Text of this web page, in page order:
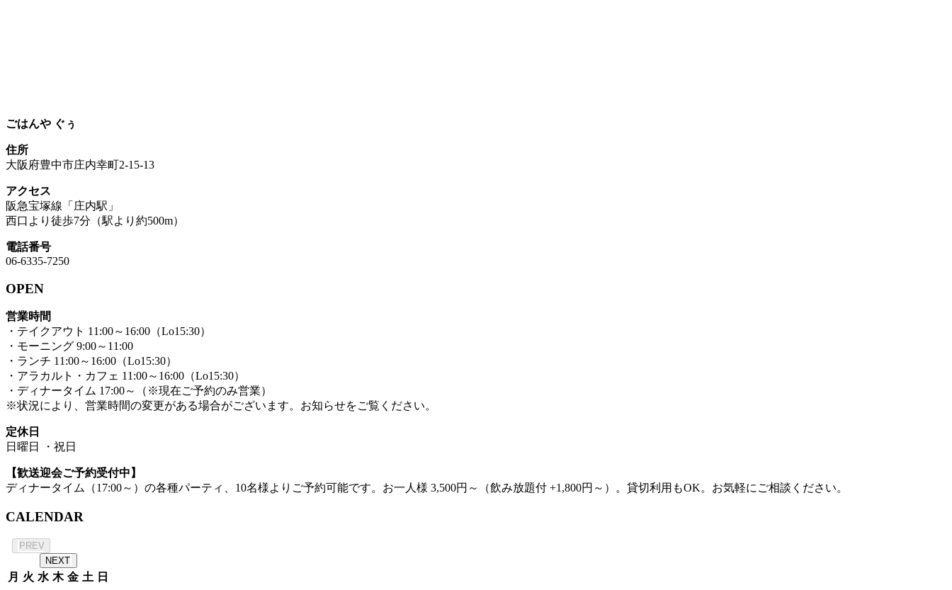
ごはんや ぐぅ
住所
大阪府豊中市庄内幸町2-15-13
アクセス
阪急宝塚線「庄内駅」
西口より徒歩7分（駅より約500m）
電話番号
06-6335-7250
OPEN
営業時間
・テイクアウト 11:00～16:00（Lo15:30）
・モーニング 9:00～11:00
・ランチ 11:00～16:00（Lo15:30）
・アラカルト・カフェ 11:00～16:00（Lo15:30）
・ディナータイム 17:00～（※現在ご予約のみ営業）
※状況により、営業時間の変更がある場合がございます。お知らせをご覧ください。
定休日
日曜日 ・祝日
【歓送迎会ご予約受付中】
ディナータイム（17:00～）の各種パーティ、10名様よりご予約可能です。お一人様 3,500円～（飲み放題付 +1,800円～）。貸切利用もOK。お気軽にご相談ください。
CALENDAR
PREV
NEXT
月 火 水 木 金 土 日